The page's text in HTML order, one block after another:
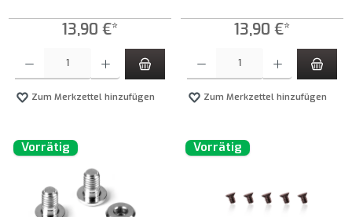
13,90 €*
Zum Merkzettel hinzufügen
13,90 €*
Zum Merkzettel hinzufügen
Vorrätig Vorrätig